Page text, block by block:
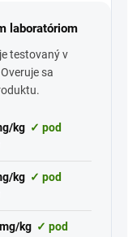
laboratóriom
testovaný v
sa
kg ✓ pod
kg ✓ pod
kg ✓ pod